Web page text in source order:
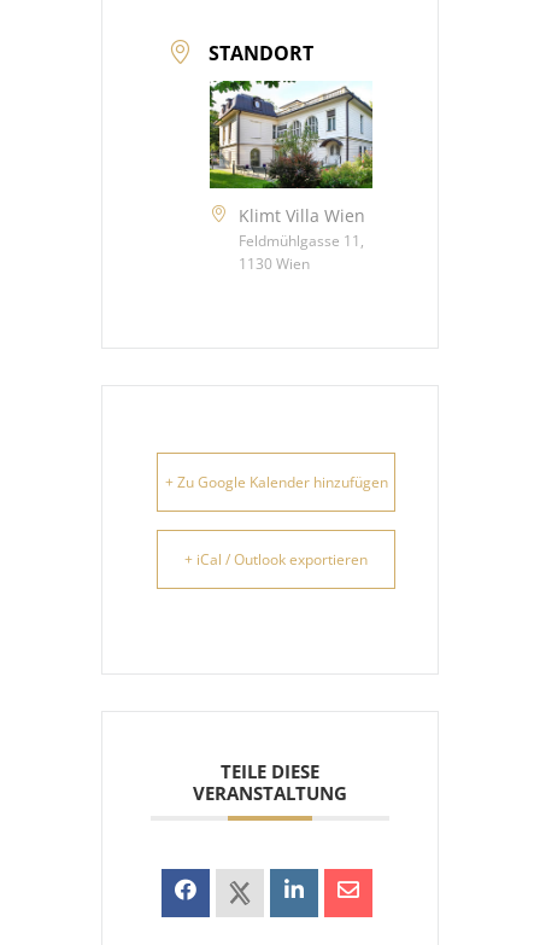
STANDORT
Klimt Villa Wien
Feldmühlgasse 11,
1130 Wien
+ Zu Google Kalender hinzufügen
+ iCal / Outlook exportieren
TEILE DIESE
VERANSTALTUNG